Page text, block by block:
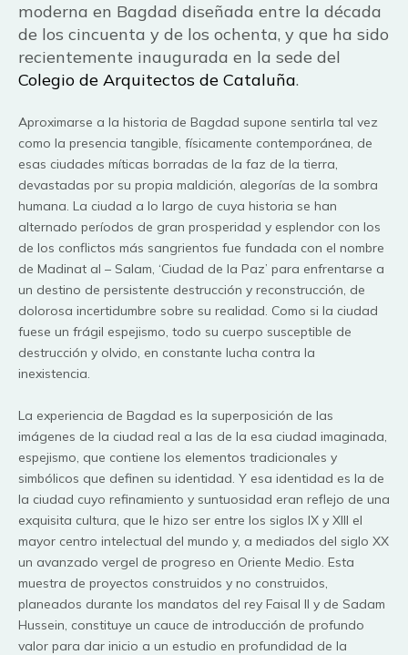
moderna en Bagdad diseñada entre la década
de los cincuenta y de los ochenta, y que ha sido
recientemente inaugurada en la sede del
Colegio de Arquitectos de Cataluña.
Aproximarse a la historia de Bagdad supone sentirla tal vez
como la presencia tangible, físicamente contemporánea, de
esas ciudades míticas borradas de la faz de la tierra,
devastadas por su propia maldición, alegorías de la sombra
humana. La ciudad a lo largo de cuya historia se han
alternado períodos de gran prosperidad y esplendor con los
de los conflictos más sangrientos fue fundada con el nombre
de Madinat al – Salam, ‘Ciudad de la Paz’ para enfrentarse a
un destino de persistente destrucción y reconstrucción, de
dolorosa incertidumbre sobre su realidad. Como si la ciudad
fuese un frágil espejismo, todo su cuerpo susceptible de
destrucción y olvido, en constante lucha contra la
inexistencia.
La experiencia de Bagdad es la superposición de las
imágenes de la ciudad real a las de la esa ciudad imaginada,
espejismo, que contiene los elementos tradicionales y
simbólicos que definen su identidad. Y esa identidad es la de
la ciudad cuyo refinamiento y suntuosidad eran reflejo de una
exquisita cultura, que le hizo ser entre los siglos IX y XIII el
mayor centro intelectual del mundo y, a mediados del siglo XX
un avanzado vergel de progreso en Oriente Medio. Esta
muestra de proyectos construidos y no construidos,
planeados durante los mandatos del rey Faisal II y de Sadam
Hussein, constituye un cauce de introducción de profundo
valor para dar inicio a un estudio en profundidad de la